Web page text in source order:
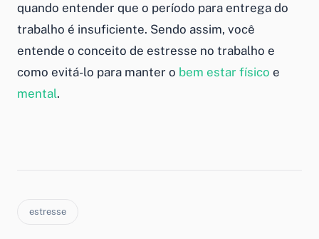
quando entender que o período para entrega do
trabalho é insuficiente. Sendo assim, você
entende o conceito de estresse no trabalho e
como evitá-lo para manter o bem estar físico e
mental.
estresse